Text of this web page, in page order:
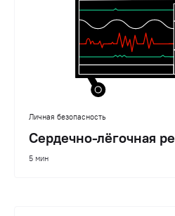
Личная безопасность
Сердечно-лёгочная
5 мин